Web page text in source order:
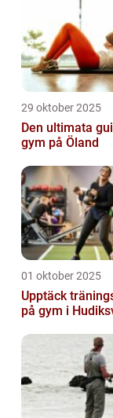
29 oktober 2025
Den ultimata
gym på Öland
01 oktober 2025
Upptäck
på gym i